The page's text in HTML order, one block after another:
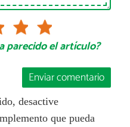
parecido el artículo?
Enviar comentario
desactive
que pueda